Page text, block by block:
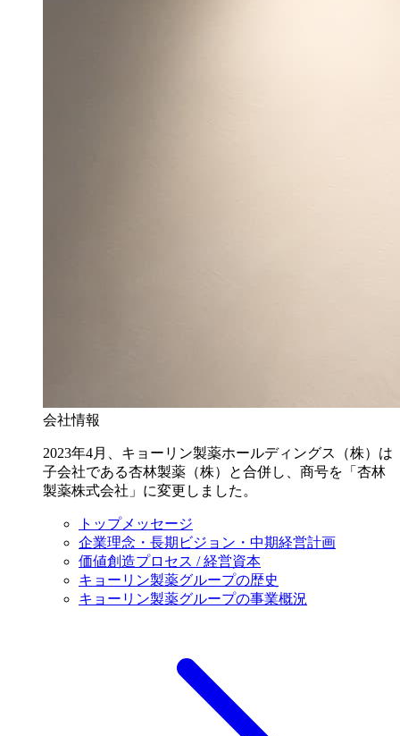
会社情報
2023年4月、キョーリン製薬ホールディングス（株）は
子会社である杏林製薬（株）と合併し、商号を「杏林
製薬株式会社」に変更しました。
トップメッセージ
企業理念・長期ビジョン・中期経営計画
価値創造プロセス / 経営資本
キョーリン製薬グループの歴史
キョーリン製薬グループの事業概況